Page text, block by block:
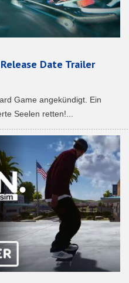
Date Trailer
Game angekündigt. Ein
Seelen retten!...